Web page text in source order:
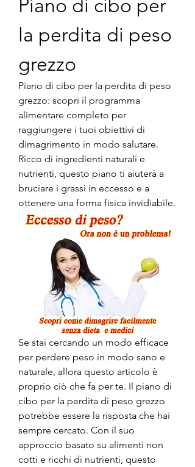
Piano di cibo per
la perdita di peso
grezzo
Piano di cibo per la perdita di peso
grezzo: scopri il programma
alimentare completo per
raggiungere i tuoi obiettivi di
dimagrimento in modo salutare.
Ricco di ingredienti naturali e
nutrienti, questo piano ti aiuterà a
bruciare i grassi in eccesso e a
ottenere una forma fisica invidiabile.
Se stai cercando un modo efficace
per perdere peso in modo sano e
naturale, allora questo articolo è
proprio ciò che fa per te. Il piano di
cibo per la perdita di peso grezzo
potrebbe essere la risposta che hai
sempre cercato. Con il suo
approccio basato su alimenti non
cotti e ricchi di nutrienti, questo